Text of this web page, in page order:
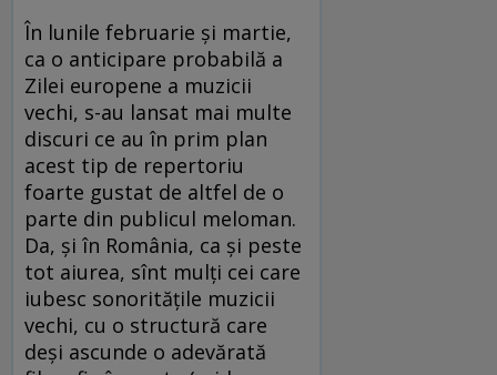
În lunile februarie și martie,
ca o anticipare probabilă a
Zilei europene a muzicii
vechi, s-au lansat mai multe
discuri ce au în prim plan
acest tip de repertoriu
foarte gustat de altfel de o
parte din publicul meloman.
Da, și în România, ca și peste
tot aiurea, sînt mulți cei care
iubesc sonoritățile muzicii
vechi, cu o structură care
deși ascunde o adevărată